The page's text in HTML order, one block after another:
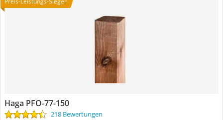
Haga PFO-77-150
218 Bewertungen